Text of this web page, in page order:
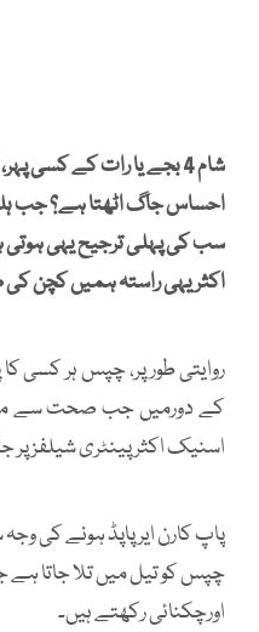
شام 4 بجے یا رات کے کسی
احساس جاگ اٹھتا ہے؟ جب
سب کی پہلی ترجیح یہی
اکثر یہی راستہ ہمیں کچن
روایتی طور پر، چپس ہر کسی
کے دورمیں جب صحت سے
اسنیک اکثر پینٹری شیلفز پر
پاپ کارن ایر پاپڈ ہونے کی
چپس کو تیل میں تلا جاتا
اورچکنائی رکھتے ہیں۔